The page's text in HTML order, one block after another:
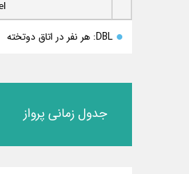
DBL: هر نفر در اتاق دوتخته
جدول زمانی پرواز